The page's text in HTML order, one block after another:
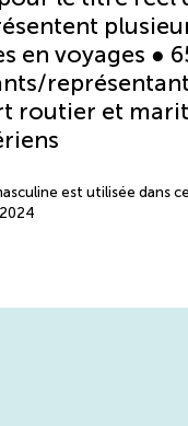
en voyages ●
routier et
est utilisée dans